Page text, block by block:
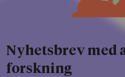
Nyhetsbrev med
forskning